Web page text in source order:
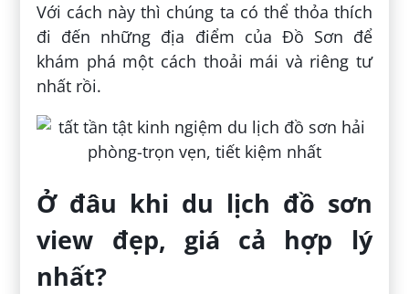
Với cách này thì chúng ta có thể thỏa thích
đi đến những địa điểm của Đồ Sơn để
khám phá một cách thoải mái và riêng tư
nhất rồi.
Ở đâu khi du lịch đồ sơn
view đẹp, giá cả hợp lý
nhất?